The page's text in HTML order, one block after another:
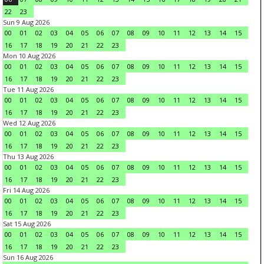
22
23
Sun 9 Aug 2026
00
01 02 03 04 05 06 07 08 09 10 11 12 13 14
15
16
17 18 19 20 21 22
23
Mon 10 Aug 2026
00
01 02 03 04 05 06 07 08 09 10 11 12 13 14
15
16
17 18 19 20 21 22
23
Tue 11 Aug 2026
00
01 02 03 04 05 06 07 08 09 10 11 12 13 14
15
16
17 18 19 20 21 22
23
Wed 12 Aug 2026
00
01 02 03 04 05 06 07 08 09 10 11 12 13 14
15
16
17 18 19 20 21 22
23
Thu 13 Aug 2026
00
01 02 03 04 05 06 07 08 09 10 11 12 13 14
15
16
17 18 19 20 21 22
23
Fri 14 Aug 2026
00
01 02 03 04 05 06 07 08 09 10 11 12 13 14
15
16
17 18 19 20 21 22
23
Sat 15 Aug 2026
00
01 02 03 04 05 06 07 08 09 10 11 12 13 14
15
16
17 18 19 20 21 22
23
Sun 16 Aug 2026